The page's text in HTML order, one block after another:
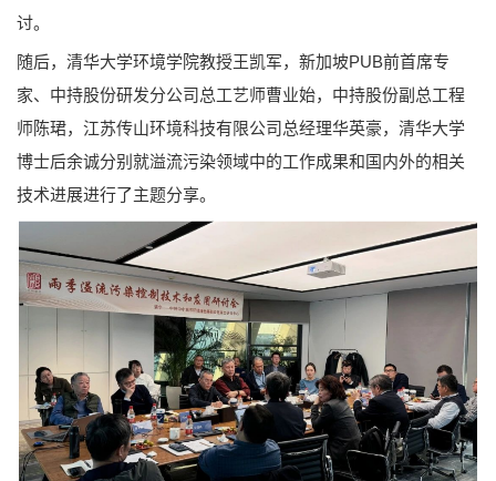
讨。
随后，清华大学环境学院教授王凯军，新加坡PUB前首席专
家、中持股份研发分公司总工艺师曹业始，中持股份副总工程
师陈珺，江苏传山环境科技有限公司总经理华英豪，清华大学
博士后余诚分别就溢流污染领域中的工作成果和国内外的相关
技术进展进行了主题分享。